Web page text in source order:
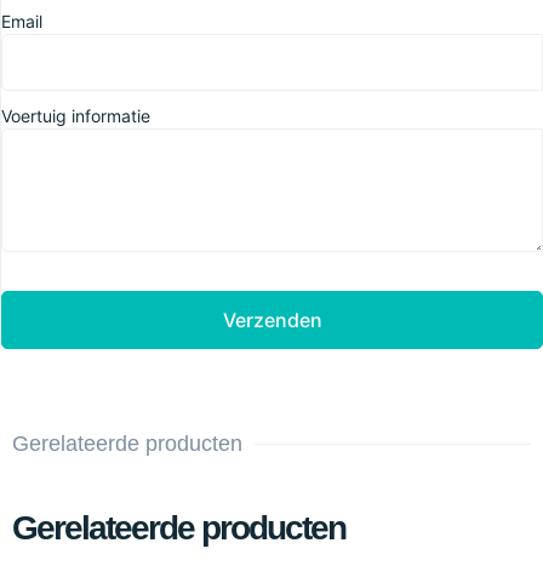
Email
Voertuig informatie
Verzenden
Gerelateerde producten
Gerelateerde producten